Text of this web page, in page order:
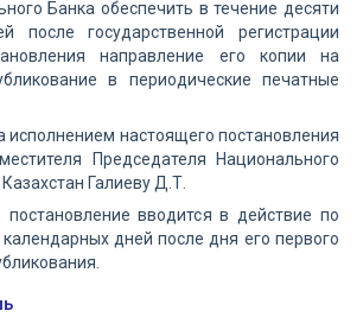
Банка обеспечить в течение десяти
после государственной регистрации
направление его копии на
в периодические печатные
исполнением настоящего постановления
Председателя Национального
Галиеву Д.Т.
вводится в действие по
дней после дня его первого